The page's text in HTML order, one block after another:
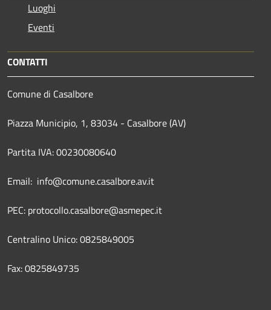
Luoghi
Eventi
CONTATTI
Comune di Casalbore
Piazza Municipio, 1, 83034 - Casalbore (AV)
Partita IVA: 00230080640
Email: info@comune.casalbore.av.it
PEC: protocollo.casalbore@asmepec.it
Centralino Unico: 0825849005
Fax: 0825849735